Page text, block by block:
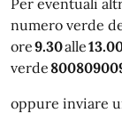
Per eventuali
numero verde
ore9.30alle
verde
oppure inviare